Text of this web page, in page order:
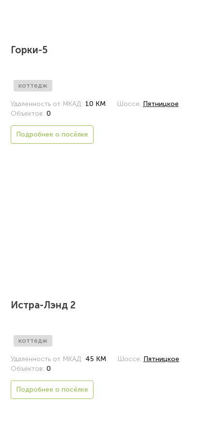
Горки-5
коттедж
Удаленность от МКАД: 10 КМ Шоссе: Пятницкое
Объектов: 0
Подробнее о посёлке
Истра-Лэнд 2
коттедж
Удаленность от МКАД: 45 КМ Шоссе: Пятницкое
Объектов: 0
Подробнее о посёлке